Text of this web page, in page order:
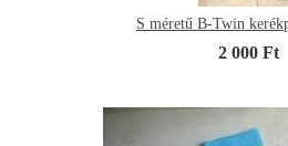
S méretű B-Twin
2 000 Ft